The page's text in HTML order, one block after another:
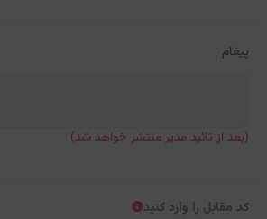
پیغام
(بعد از تائید مدیر منتشر خواهد شد)
کد مقابل را وارد کنید